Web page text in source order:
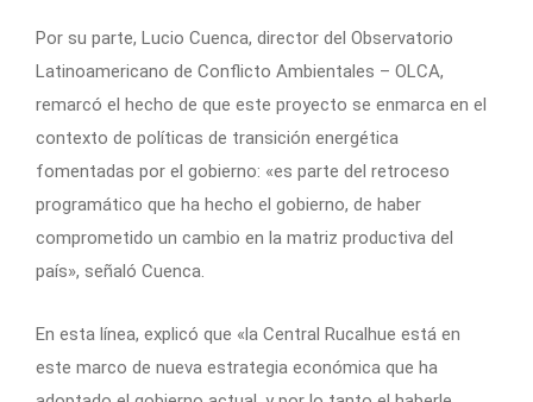
Por su parte, Lucio Cuenca, director del Observatorio
Latinoamericano de Conflicto Ambientales – OLCA,
remarcó el hecho de que este proyecto se enmarca en el
contexto de políticas de transición energética
fomentadas por el gobierno: «es parte del retroceso
programático que ha hecho el gobierno, de haber
comprometido un cambio en la matriz productiva del
país», señaló Cuenca.
En esta línea, explicó que «la Central Rucalhue está en
este marco de nueva estrategia económica que ha